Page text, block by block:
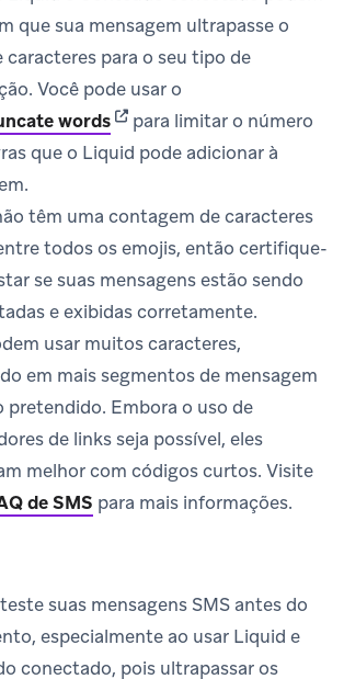
que sua mensagem ultrapasse o
caracteres para o seu tipo de
Você pode usar o
words(opens in new tab)
para limitar o número
que o Liquid pode adicionar à
têm uma contagem de caracteres
todos os emojis, então certifique-
se suas mensagens estão sendo
e exibidas corretamente.
usar muitos caracteres,
em mais segmentos de mensagem
pretendido. Embora o uso de
de links seja possível, eles
melhor com códigos curtos. Visite
de SMS para mais informações.
suas mensagens SMS antes do
especialmente ao usar Liquid e
conectado, pois ultrapassar os